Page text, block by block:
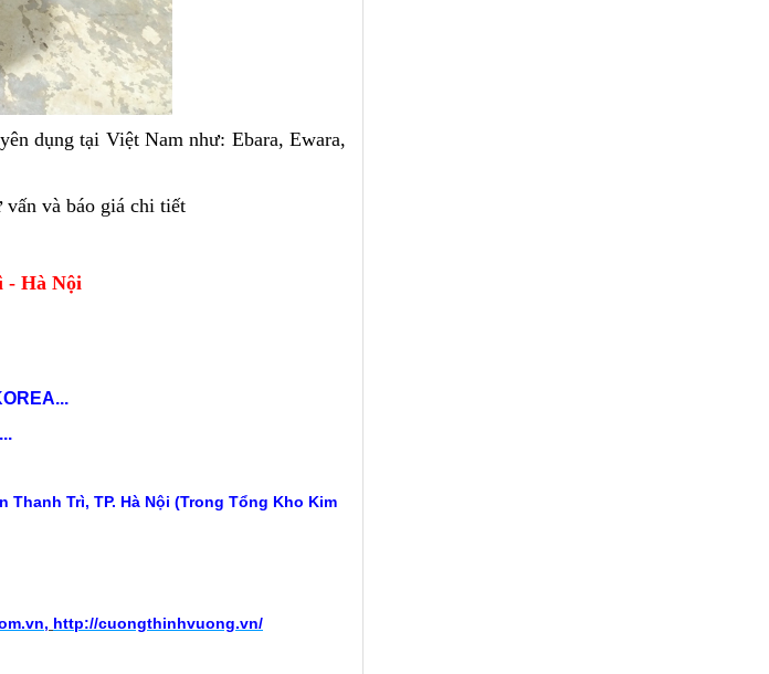
dụng tại Việt Nam như: Ebara, Ewara,
và báo giá chi tiết
- Hà Nội
Trì, TP. Hà Nội (Trong Tổng Kho Kim
, http://cuongthinhvuong.vn/